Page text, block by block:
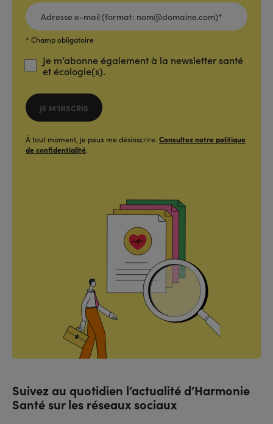
ADRESSE
E-
MAIL
(FORMAT:
NOM@DOMAINE.COM)*
* Champ obligatoire
Je m’abonne également à la newsletter santé
et écologie(s).
JE M'INSCRIS
À tout moment, je peux me désinscrire. Consultez notre politique
de confidentialité.
Suivez au quotidien l’actualité d’Harmonie
Santé sur les réseaux sociaux